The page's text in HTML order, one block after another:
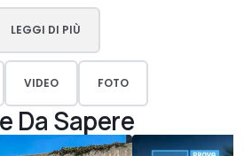
LEGGI DI PIÙ
VIDEO FOTO
Da Sapere